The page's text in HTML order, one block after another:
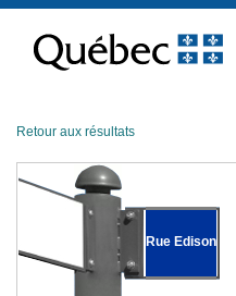
contenu
Retour aux résultats
Rue Edison